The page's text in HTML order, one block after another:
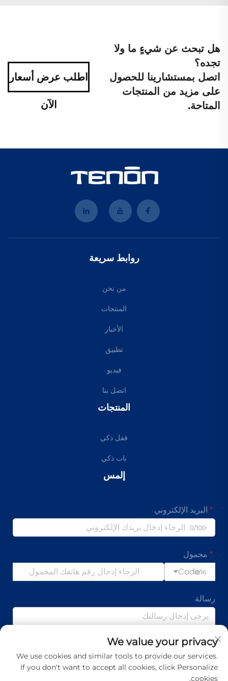
هل تبحث عن شيءٍ ما ولا
تجده؟
اتصل بمستشارينا للحصول
على مزيد من المنتجات
المتاحة.
اطلب عرض أسعار
الآن
روابط سريعة
من نحن
المنتجات
الأخبار
تطبيق
فيديو
اتصل بنا
المنتجات
قفل ذكي
باب ذكي
إلمس
البريد الإلكتروني
0/100
محمول
Code0/16
رسالة
0/1000
We value your privacy
We use cookies and similar tools to provide our services.
If you don't want to accept all cookies, click Personalize
cookies.